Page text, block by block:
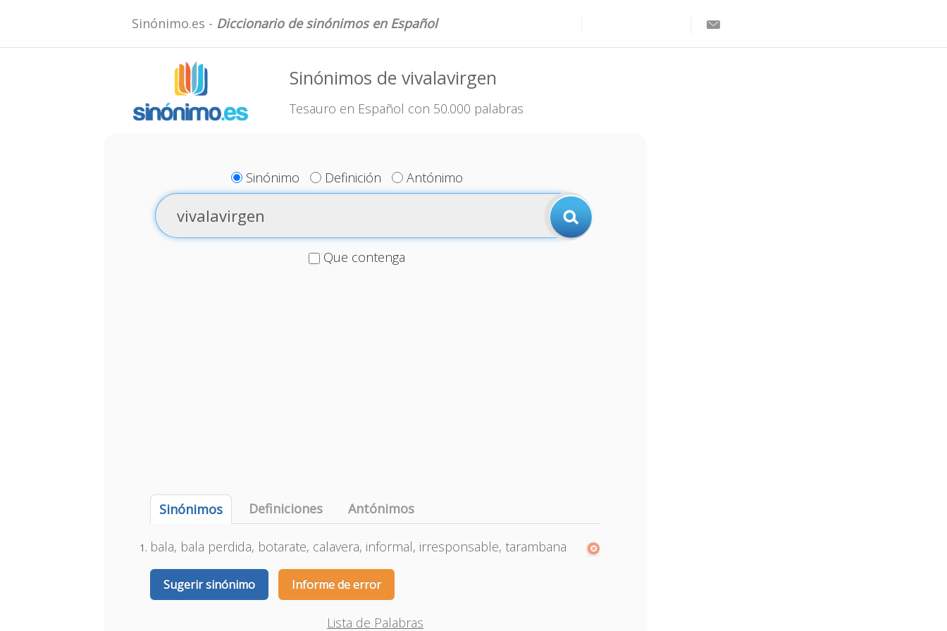
Sinónimo.es - Diccionario de sinónimos en Español
Sinónimos de vivalavirgen
Tesauro en Español con 50.000 palabras
Sinónimo Definición Antónimo
Que contenga
Sinónimos Definiciones Antónimos
bala, bala perdida, botarate, calavera, informal, irresponsable, tarambana
Sugerir sinónimo Informe de error
Lista de Palabras